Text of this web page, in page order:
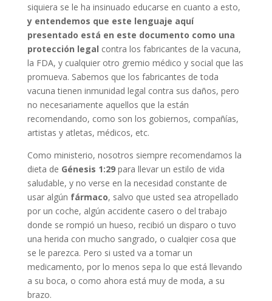
siquiera se le ha insinuado educarse en cuanto a esto,
y entendemos que este lenguaje aquí
presentado está en este documento como una
protección legal contra los fabricantes de la vacuna,
la FDA, y cualquier otro gremio médico y social que las
promueva. Sabemos que los fabricantes de toda
vacuna tienen inmunidad legal contra sus daños, pero
no necesariamente aquellos que la están
recomendando, como son los gobiernos, compañías,
artistas y atletas, médicos, etc.
Como ministerio, nosotros siempre recomendamos la
dieta de Génesis 1:29para llevar un estilo de vida
saludable, y no verse en la necesidad constante de
usar algún fármaco, salvo que usted sea atropellado
por un coche, algún accidente casero o del trabajo
donde se rompió un hueso, recibió un disparo o tuvo
una herida con mucho sangrado, o cualqier cosa que
se le parezca. Pero si usted va a tomar un
medicamento, por lo menos sepa lo que está llevando
a su boca, o como ahora está muy de moda, a su
brazo.